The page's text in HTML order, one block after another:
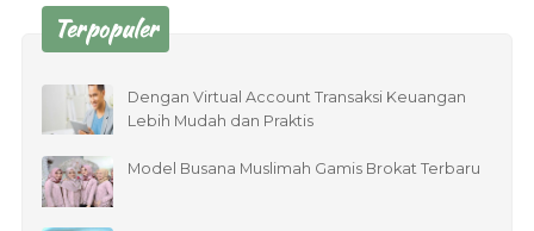
Terpopuler
Dengan Virtual Account Transaksi Keuangan
Lebih Mudah dan Praktis
Model Busana Muslimah Gamis Brokat Terbaru